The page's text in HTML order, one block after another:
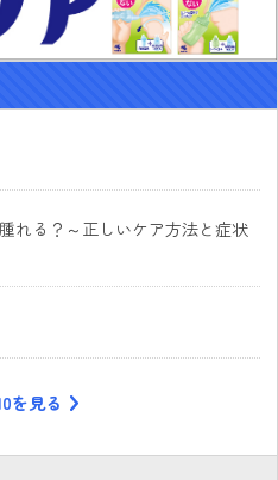
れる？～正しいケア方法と症状
を見る